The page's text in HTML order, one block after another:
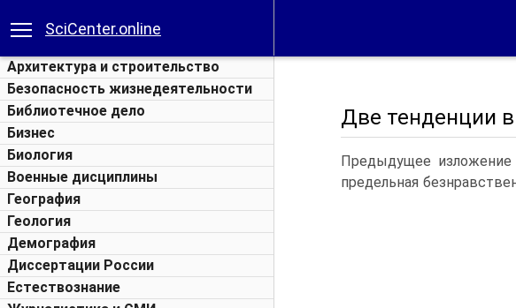
SciCenter.online
Архитектура и строительство
Безопасность жизнедеятельности
Библиотечное дело
Бизнес
Биология
Военные дисциплины
География
Геология
Демография
Диссертации России
Естествознание
Две тенденции
Предыдущее
предельная